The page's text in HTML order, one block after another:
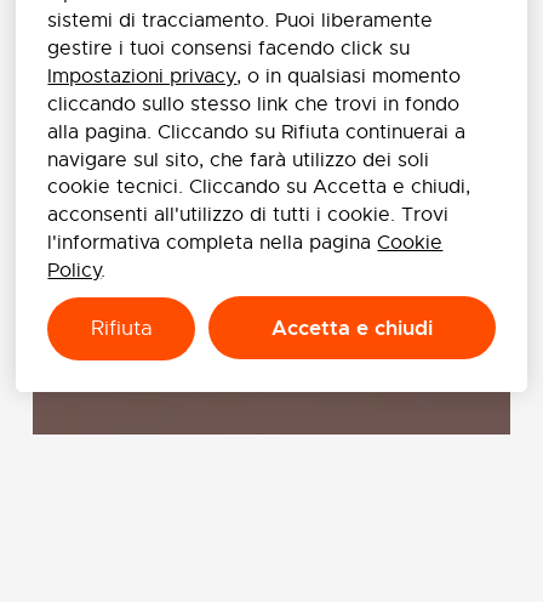
sistemi di tracciamento. Puoi liberamente
gestire i tuoi consensi facendo click su
Impostazioni privacy, o in qualsiasi momento
cliccando sullo stesso link che trovi in fondo
alla pagina. Cliccando su Rifiuta continuerai a
navigare sul sito, che farà utilizzo dei soli
cookie tecnici. Cliccando su Accetta e chiudi,
acconsenti all'utilizzo di tutti i cookie. Trovi
l'informativa completa nella paginaCookie
Policy.
Rifiuta Accetta e chiudi